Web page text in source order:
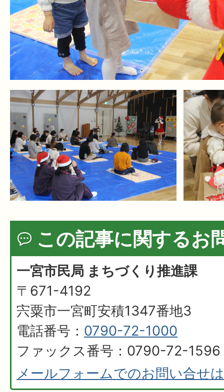
この記事に関するお
一宮市民局 まちづくり推進課
〒671-4192
宍粟市一宮町安積1347番地3
電話番号： 0790-72-1000
ファックス番号：0790-72-1596
メールフォームでのお問い合せ